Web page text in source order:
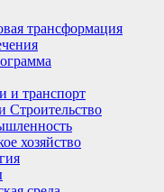
трансформация
и транспорт
хозяйство